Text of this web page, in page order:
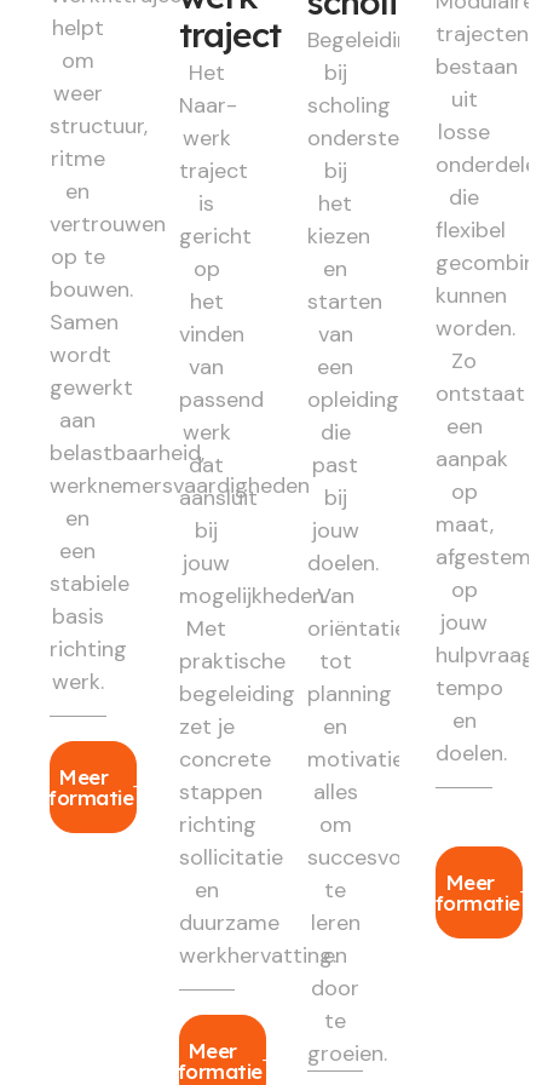
helpt
om
weer
structuur,
ritme
en
vertrouwen
op te
bouwen.
Samen
wordt
gewerkt
aan
belastbaarheid,
werknemersvaardigheden
en
een
stabiele
basis
richting
werk.
Meer
informatie
traject
Het
Naar-
werk
traject
is
gericht
op
het
vinden
van
passend
werk
dat
aansluit
bij
jouw
mogelijkheden.
Met
praktische
begeleiding
zet je
concrete
stappen
richting
sollicitatie
en
duurzame
werkhervatting.
Meer
informatie
Begeleiding
bij
scholing
ondersteunt
bij
het
kiezen
en
starten
van
een
opleiding
die
past
bij
jouw
doelen.
Van
oriëntatie
tot
planning
en
motivatie:
alles
om
succesvol
te
leren
en
door
te
groeien.
trajecten
bestaan
uit
losse
die
flexibel
kunnen
worden.
Zo
ontstaat
een
aanpak
op
maat,
op
jouw
hulpvraag,
tempo
en
doelen.
Meer
informatie